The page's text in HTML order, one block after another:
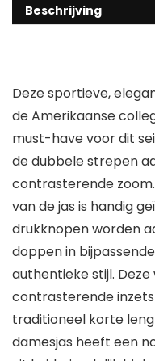
Beschrijving
Deze sportieve,
de Amerikaanse
must-have voor dit
de dubbele strepen
contrasterende
van de jas is handig
drukknopen worden
doppen in
authentieke stijl.
contrasterende
traditioneel korte
damesjas heeft een